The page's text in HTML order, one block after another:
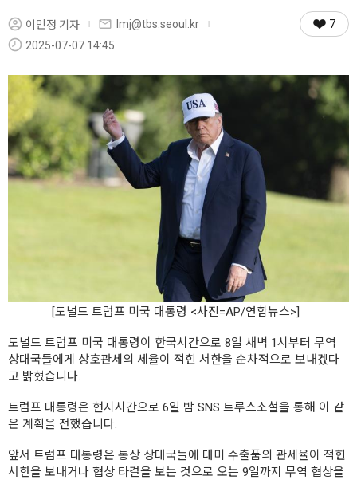
이민정 기자
lmj@tbs.seoul.kr
2025-07-07 14:45
7
[도널드 트럼프 미국 대통령 <사진=AP/연합뉴스>]
도널드 트럼프 미국 대통령이 한국시간으로 8일 새벽 1시부터 무역
상대국들에게 상호관세의 세율이 적힌 서한을 순차적으로 보내겠다
고 밝혔습니다.
트럼프 대통령은 현지시간으로 6일 밤 SNS 트루스소셜을 통해 이 같
은 계획을 전했습니다.
앞서 트럼프 대통령은 통상 상대국들에 대미 수출품의 관세율이 적힌
서한을 보내거나 협상 타결을 보는 것으로 오는 9일까지 무역 협상을